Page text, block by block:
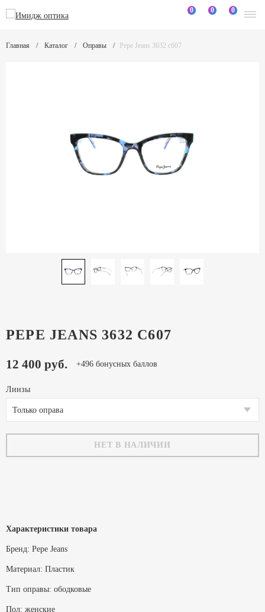
0 0 0
Главная Каталог Оправы Pepe Jeans 3632 c607
PEPE JEANS 3632 C607
12 400 руб. +496 бонусных баллов
Линзы
Только оправа
НЕТ В НАЛИЧИИ
Характеристики товара
Бренд: Pepe Jeans
Материал: Пластик
Тип оправы: ободковые
Пол: женские